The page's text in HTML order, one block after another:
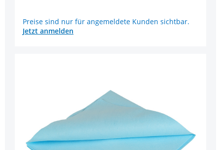
Preise sind nur für angemeldete Kunden sichtbar.
Jetzt anmelden